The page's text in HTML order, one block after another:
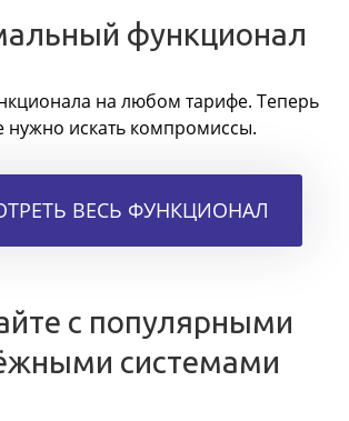
функционал
на любом тарифе. Теперь
нужно искать компромиссы.
ВЕСЬ ФУНКЦИОНАЛ
с популярными
системами